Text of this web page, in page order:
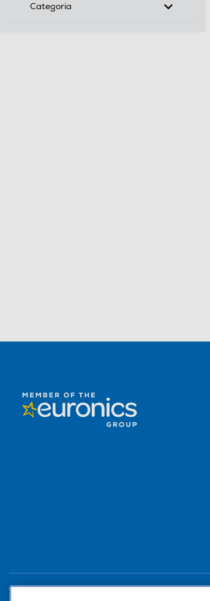
Categoria
Trova negozio